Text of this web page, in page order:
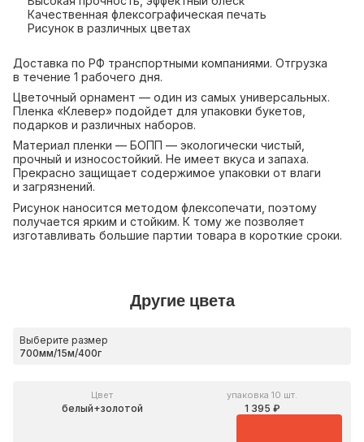
Качественная флексографическая печать
Рисунок в различных цветах
Доставка по РФ транспортными компаниями. Отгрузка
в течение 1 рабочего дня.
Цветочный орнамент — один из самых универсальных.
Пленка «Клевер» подойдет для упаковки букетов,
подарков и различных наборов.
Материал пленки — БОПП — экологически чистый,
прочный и износостойкий. Не имеет вкуса и запаха.
Прекрасно защищает содержимое упаковки от влаги
и загрязнений.
Рисунок наносится методом флексопечати, поэтому
получается ярким и стойким. К тому же позволяет
изготавливать большие партии товара в короткие сроки.
Другие цвета
Выберите размер
Цвет
белый+золотой
упаковка 10 шт.
1 395 ₽